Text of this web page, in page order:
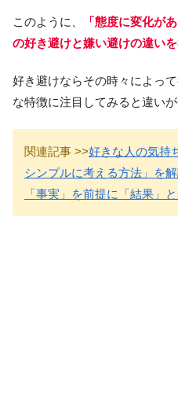
このように、
「態度に変化が
の好き避けと嫌い避けの違いを
好き避けならその時々によっ
な特徴に注目してみると違い
関連記事 >>好きな人の気持
シンプルに考える方法」を
「事実」を前提に「結果」